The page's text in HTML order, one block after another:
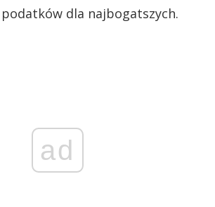
dla najbogatszych.
ad